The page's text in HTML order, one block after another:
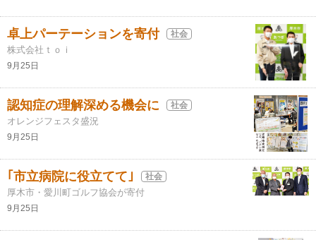
卓上パーテーションを寄付 社会
株式会社ｔｏｉ
9月25日
認知症の理解深める機会に 社会
オレンジフェスタ盛況
9月25日
｢市立病院に役立てて｣ 社会
厚木市・愛川町ゴルフ協会が寄付
9月25日